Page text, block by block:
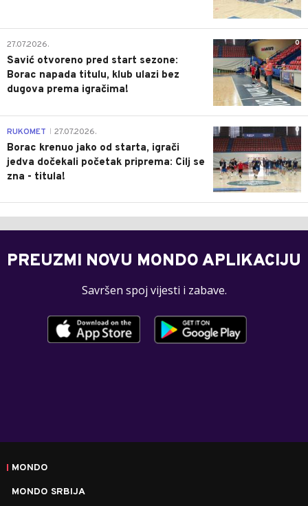
0
27.07.2026.
Savić otvoreno pred start sezone:
Borac napada titulu, klub ulazi bez
dugova prema igračima!
0
RUKOMET 27.07.2026.
Borac krenuo jako od starta, igrači
jedva dočekali početak priprema: Cilj se
zna - titula!
PREUZMI NOVU MONDO APLIKACIJU
Savršen spoj vijesti i zabave.
MONDO
MONDO SRBIJA